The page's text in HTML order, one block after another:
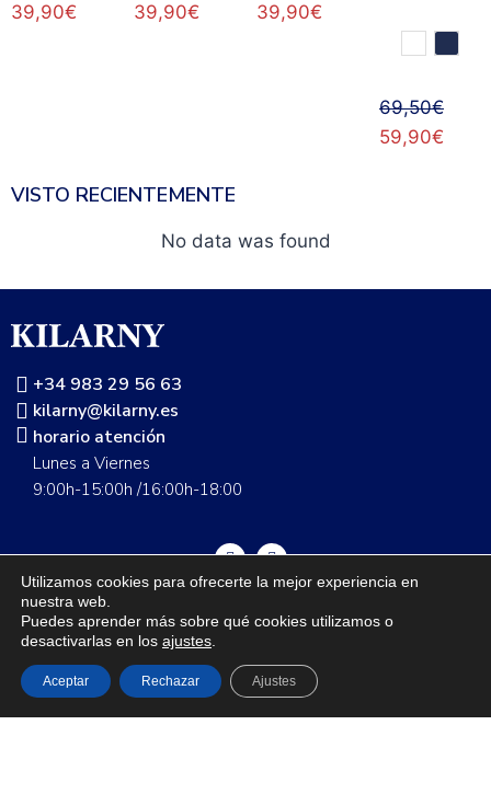
39,90€
39,90€
39,90€
69,50€
59,90€
VISTO RECIENTEMENTE
No data was found
+34 983 29 56 63
kilarny@kilarny.es
horario atención
Lunes a Viernes
9:00h-15:00h /16:00h-18:00
Guía de talla Envíos Cambios y devoluciones
Nuestras tiendas
Contáctanos
Política de privacidad
Aviso legal
Utilizamos cookies para ofrecerte la mejor experiencia en
nuestra web.
Puedes aprender más sobre qué cookies utilizamos o
desactivarlas en los ajustes
Aceptar Rechazar Ajustes